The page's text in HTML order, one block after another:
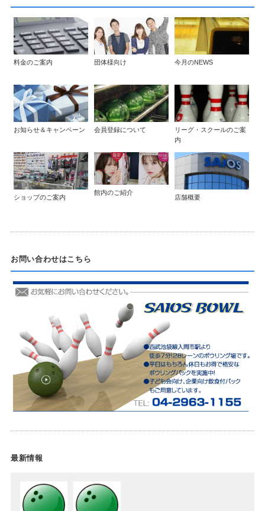
料金のご案内 団体様向け 今月のNEWS
お知らせ＆キャンペーン 会員登録について
リーグ・スクールのご案
内
ショップのご案内
館内のご紹介
店舗概要
お問い合わせはこちら
最新情報